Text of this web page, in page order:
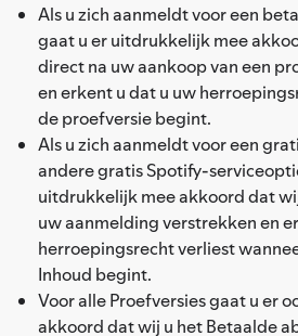
Als u zich aanmeldt voor een
gaat u er uitdrukkelijk mee
direct na uw aankoop van een
en erkent u dat u uw
de proefversie begint.
Als u zich aanmeldt voor een
andere gratis Spotify-
uitdrukkelijk mee akkoord dat
uw aanmelding verstrekken en
herroepingsrecht verliest
Inhoud begint.
Voor alle Proefversies gaat u er
akkoord dat wij u het Betaalde